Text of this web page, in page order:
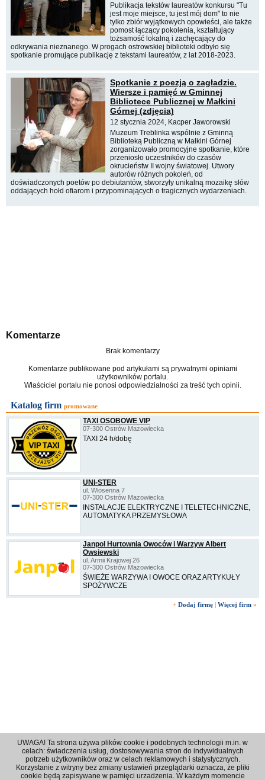
Publikacja tekstów laureatów konkursu "Tu
jest moje miejsce, tu jest mój dom" to nie
tylko zbiór wyjątkowych opowieści, ale także
pomost łączący pokolenia, kształtujący
tożsamość lokalną i zachęcający do
odkrywania nieznanego. W progach ostrowskiej biblioteki odbyło się
spotkanie promujące publikację z tekstami laureatów, z lat 2018-2023.
Spotkanie z poezją o zagładzie.
Wiersze i pamięć w Gminnej
Bibliotece Publicznej w Małkini
Górnej (zdjęcia)
12 stycznia 2024, Kacper Jaworowski
Muzeum Treblinka wspólnie z Gminną
Biblioteką Publiczną w Małkini Górnej
zorganizowało promocyjne spotkanie, które
przeniosło uczestników do czasów
okrucieństw II wojny światowej. Utwory
autorów różnych pokoleń, od
doświadczonych poetów po debiutantów, stworzyły unikalną mozaikę słów
oddających hołd ofiarom i przypominających o tragicznych wydarzeniach.
Komentarze
Brak komentarzy
Komentarze publikowane pod artykułami są prywatnymi opiniami
użytkowników portalu.
Właściciel portalu nie ponosi odpowiedzialności za treść tych opinii.
Katalog firm promowane
TAXI OSOBOWE VIP
07-300 Ostrów Mazowiecka
TAXI 24 h/dobę
UNI-STER
ul. Wiosenna 7
07-300 Ostrów Mazowiecka
INSTALACJE ELEKTRYCZNE I TELETECHNICZNE,
AUTOMATYKA PRZEMYSŁOWA
Janpol Hurtownia Owoców i Warzyw Albert
Owsiewski
ul. Armii Krajowej 26
07-300 Ostrów Mazowiecka
ŚWIEŻE WARZYWA I OWOCE ORAZ ARTYKUŁY
SPOŻYWCZE
+ Dodaj firmę | Więcej firm »
Regulamin|Polityka prywatności|Reklama|Kontakt
UWAGA! Ta strona używa plików cookie i podobnych technologii m.in. w
celach: świadczenia usług, dostosowywania stron do indywidualnych
potrzeb użytkowników oraz w celach reklamowych i statystycznych.
Korzystanie z witryny bez zmiany ustawień przeglądarki oznacza, że pliki
cookie będą zapisywane w pamięci urzadzenia. W każdym momencie